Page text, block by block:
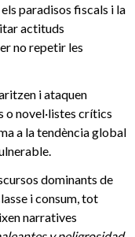
paradisos fiscals i la
actituds
no repetir les
i ataquen
o novel·listes crítics
a la tendència global
dominants de
i consum, tot
narratives